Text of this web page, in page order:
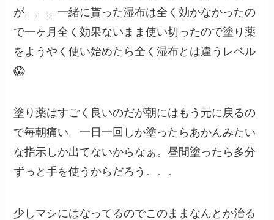
が。。。一緒に貰った湿布は全く効かなかったの
で一ヶ月全く効果ないまま使い切ったので塗り薬
をようやく使い始めたら全く湿布とは違うレベル
😱
塗り薬はすごく良いのだが朝にはもう元に戻るの
で毎朝痛い。一日一回しか塗ったらあかんみたい
な指示しか出てないからなぁ。昼間塗ったら多分
ずっと手を使うからだろう。。。
少しマシにはなってるのでこのままなんとか治る